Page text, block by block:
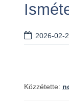
2026-02-
Közzétette: